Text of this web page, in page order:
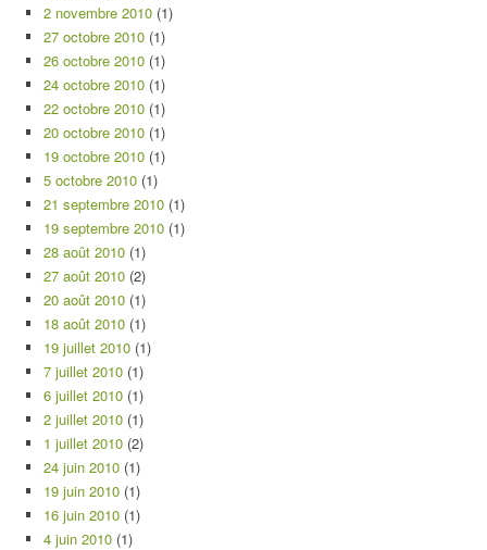
2 novembre 2010 (1)
27 octobre 2010 (1)
26 octobre 2010 (1)
24 octobre 2010 (1)
22 octobre 2010 (1)
20 octobre 2010 (1)
19 octobre 2010 (1)
5 octobre 2010 (1)
21 septembre 2010 (1)
19 septembre 2010 (1)
28 août 2010 (1)
27 août 2010 (2)
20 août 2010 (1)
18 août 2010 (1)
19 juillet 2010 (1)
7 juillet 2010 (1)
6 juillet 2010 (1)
2 juillet 2010 (1)
1 juillet 2010 (2)
24 juin 2010 (1)
19 juin 2010 (1)
16 juin 2010 (1)
4 juin 2010 (1)